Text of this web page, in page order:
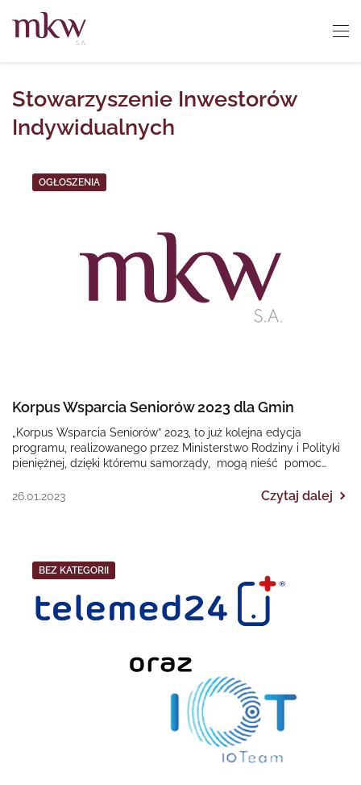
Stowarzyszenie Inwestorów
Indywidualnych
OGŁOSZENIA
Korpus Wsparcia Seniorów 2023 dla Gmin
„Korpus Wsparcia Seniorów” 2023, to już kolejna edycja
programu, realizowanego przez Ministerstwo Rodziny i Polityki
pieniężnej, dzięki któremu samorządy, mogą nieść pomoc
26.01.2023
Czytaj dalej
BEZ KATEGORII